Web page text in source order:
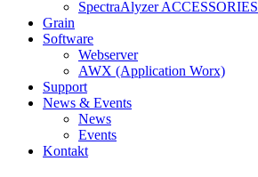
SpectraAlyzer ACCESSORIES
Grain
Software
Webserver
AWX (Application Worx)
Support
News & Events
News
Events
Kontakt